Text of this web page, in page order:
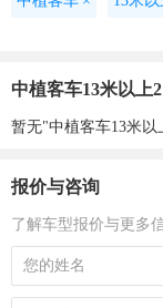
中植客车13米以上
暂无"中植客车13米以
报价与咨询
了解车型报价与更多